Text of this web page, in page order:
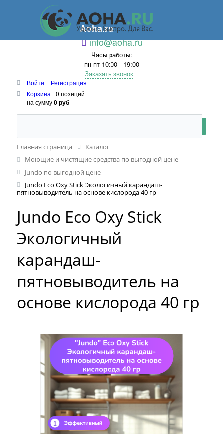
Aoha.ru
info@aoha.ru
Часы работы:
пн-пт 10:00 - 19:00
Заказать звонок
Войти
Регистрация
Корзина
0 позиций
на сумму0 руб
Главная страница
Каталог
Моющие и чистящие средства по выгодной цене
Jundo по выгодной цене
Jundo Eco Oxy Stick Экологичный карандаш-
пятновыводитель на основе кислорода 40 гр
Jundo Eco Oxy Stick
Экологичный
карандаш-
пятновыводитель на
основе кислорода 40 гр